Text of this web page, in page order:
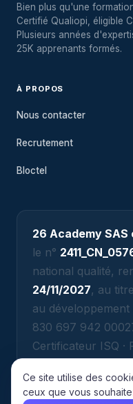
Bien plus qu'une
Certifié Qualiopi, éligible
Plusieurs années
25K apprenants formés.
À PROPOS
Nous contacter
Recrutement
Bloctel
26 Academy
le n°
national qualité,
24/11/2027, au
au développement
830 697 942
Certificateur ISQ ·
Ce site utilise des
ceux que vous